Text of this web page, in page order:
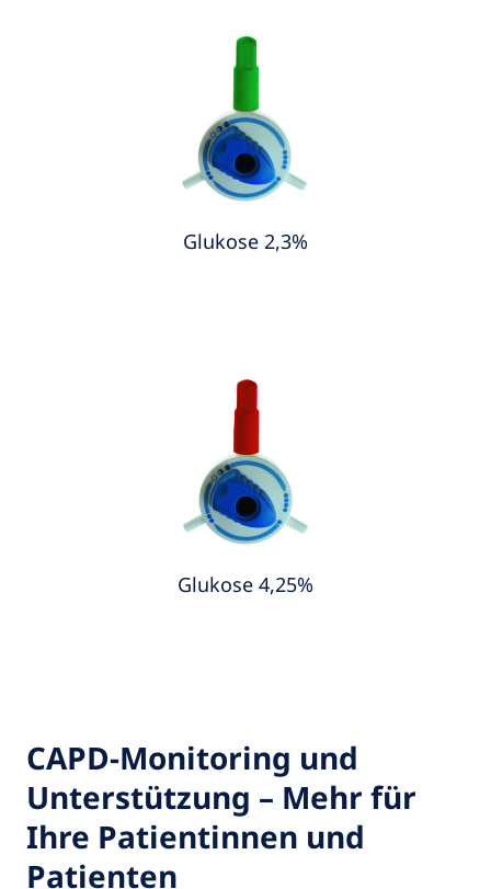
Glukose 2,3%
Glukose 4,25%
CAPD-Monitoring und
Unterstützung – Mehr für
Ihre Patientinnen und
Patienten